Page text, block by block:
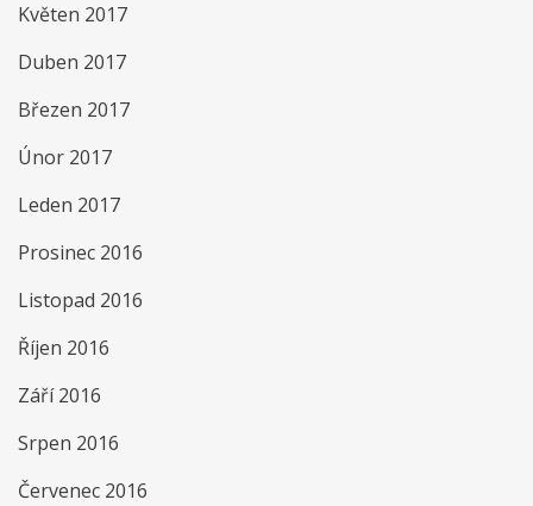
Květen 2017
Duben 2017
Březen 2017
Únor 2017
Leden 2017
Prosinec 2016
Listopad 2016
Říjen 2016
Září 2016
Srpen 2016
Červenec 2016